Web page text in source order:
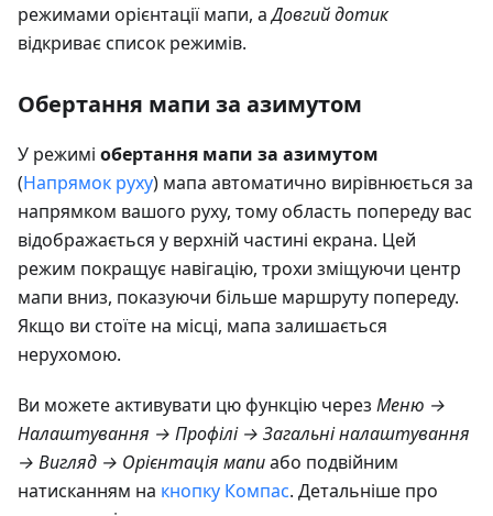
режимами орієнтації мапи, аДовгий дотик
відкриває список режимів.
Обертання мапи за азимутом
У режимі обертання мапи за азимутом
(Напрямок руху) мапа автоматично вирівнюється за
напрямком вашого руху, тому область попереду вас
відображається у верхній частині екрана. Цей
режим покращує навігацію, трохи зміщуючи центр
мапи вниз, показуючи більше маршруту попереду.
Якщо ви стоїте на місці, мапа залишається
нерухомою.
Ви можете активувати цю функцію через Меню →
Налаштування → Профілі → Загальні налаштування
→ Вигляд → Орієнтація мапиабо подвійним
натисканням на кнопку Компас. Детальніше про